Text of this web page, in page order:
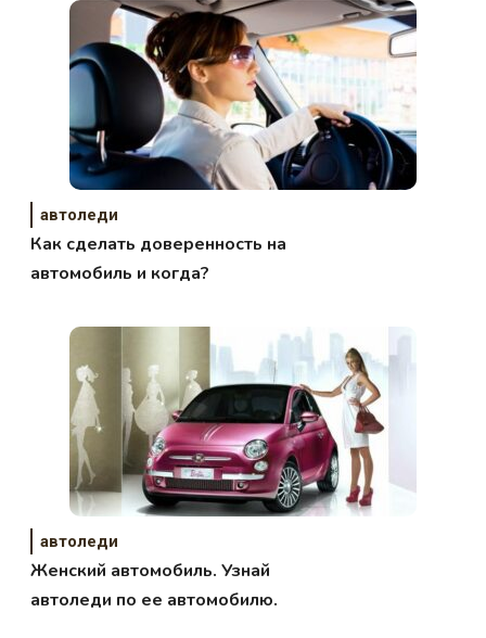
автоледи
Как сделать доверенность на
автомобиль и когда?
автоледи
Женский автомобиль. Узнай
автоледи по ее автомобилю.